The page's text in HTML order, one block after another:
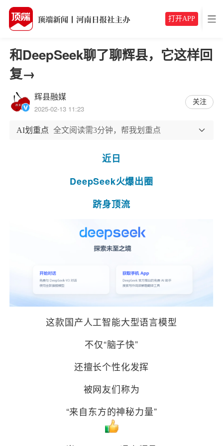
打开APP
和DeepSeek聊了聊辉县，它这样回
复→
辉县融媒
2025-02-13 11:23
关注
AI划重点 全文阅读需3分钟，帮我划重点
近日
DeepSeek火爆出圈
跻身顶流
这款国产人工智能大型语言模型
不仅“脑子快”
还擅长个性化发挥
被网友们称为
“来自东方的神秘力量”